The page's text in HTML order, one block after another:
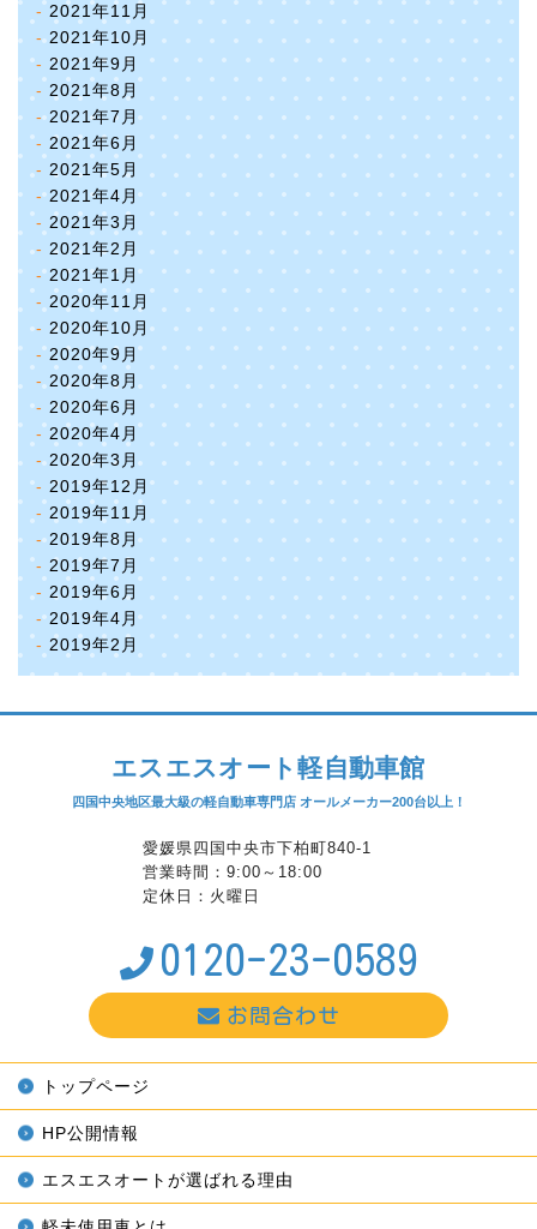
2021年11月
2021年10月
2021年9月
2021年8月
2021年7月
2021年6月
2021年5月
2021年4月
2021年3月
2021年2月
2021年1月
2020年11月
2020年10月
2020年9月
2020年8月
2020年6月
2020年4月
2020年3月
2019年12月
2019年11月
2019年8月
2019年7月
2019年6月
2019年4月
2019年2月
エスエスオート軽自動車館
四国中央地区最大級の軽自動車専門店 オールメーカー200台以上！
愛媛県四国中央市下柏町840-1
営業時間：9:00～18:00
定休日：火曜日
0120-23-0589
お問合わせ
トップページ
HP公開情報
エスエスオートが選ばれる理由